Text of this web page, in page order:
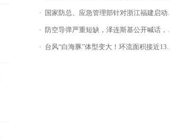
国家防总、应急管理部针对浙江福建启动防汛防台风四级应急响应
防空导弹严重短缺，泽连斯基公开喊话，乌克兰失去导弹拦截能力？
台风“白海豚”体型变大！环流面积接近13个浙江那么大